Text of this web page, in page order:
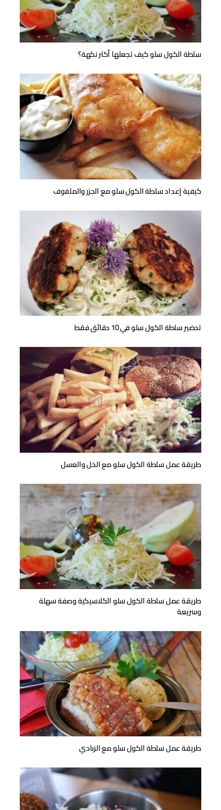
سلطة الكول سلو كيف تجعلها أكثر نكهة؟
كيفية إعداد سلطة الكول سلو مع الجزر والملفوف
تحضير سلطة الكول سلو في 10 دقائق فقط
طريقة عمل سلطة الكول سلو مع الخل والعسل
طريقة عمل سلطة الكول سلو الكلاسيكية وصفة سهلة
وسريعة
طريقة عمل سلطة الكول سلو مع الزبادي